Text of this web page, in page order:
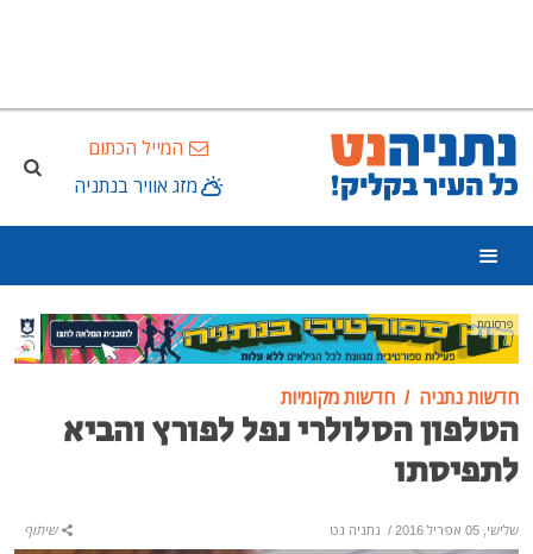
המייל הכתום
מזג אוויר בנתניה
פרסומת
חדשות נתניה חדשות מקומיות
הטלפון הסלולרי נפל לפורץ והביא
לתפיסתו
שלישי, 05 אפריל 2016 / נתניה נט שיתוף